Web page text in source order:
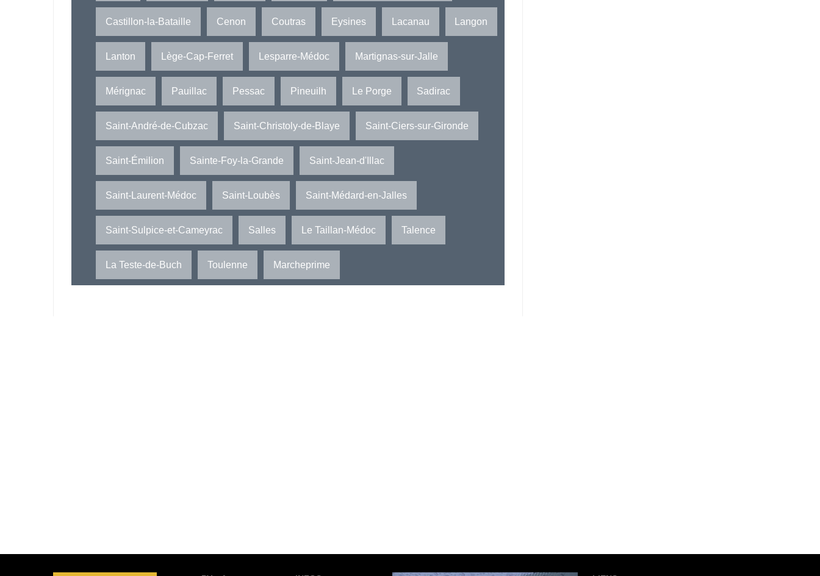
Castillon-la-Bataille Cenon Coutras Eysines Lacanau Langon
Lanton Lège-Cap-Ferret Lesparre-Médoc Martignas-sur-Jalle
Mérignac Pauillac Pessac Pineuilh Le Porge Sadirac
Saint-André-de-Cubzac Saint-Christoly-de-Blaye Saint-Ciers-sur-Gironde
Saint-Émilion Sainte-Foy-la-Grande Saint-Jean-d'Illac
Saint-Laurent-Médoc Saint-Loubès Saint-Médard-en-Jalles
Saint-Sulpice-et-Cameyrac Salles Le Taillan-Médoc Talence
La Teste-de-Buch Toulenne Marcheprime